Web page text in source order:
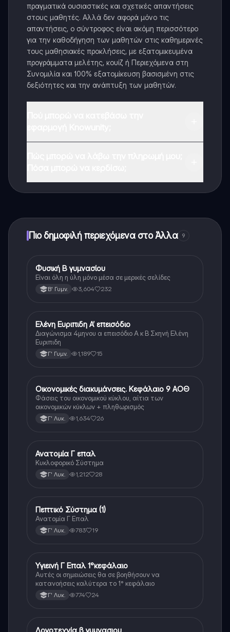
πραγματικά ουσιαστικές και σχετικές απαντήσεις
στους μαθητές. Αλλά δεν αφορά μόνο τις
απαντήσεις, ο σύντροφος είναι ακόμη περισσότερο
για την καθοδήγηση των μαθητών στις καθημερινές
τους μαθησιακές προκλήσεις, με εξατομικευμένα
προγράμματα μελέτης, κουίζ ή Περιεχόμενα στη
Συνομιλία και 100% εξατομίκευση βασισμένη στις
δεξιότητες και την ανάπτυξη των μαθητών.
Πιο δημοφιλή περιεχόμενα στο Άλλα 9
Άλλα
Φυσική Β γυμνασίου
Είναι όλη η ύλη μόνο μέσα σε μερικές σελίδες
Β' Γυμν. 3,604 232
Άλλα
Ελένη Ευριπιδη Α’ επεισόδιο
Διαγώνισμα 4μηνου α επεισόδιο Α κ Β Σκηνή Ελένη
Ευριπιδη
Γ' Γυμν. 1,189 15
Άλλα
Οικονομικές διακυμάνσεις. Κεφάλαιο 9 ΑΟΘ
Φάσεις του οικονομικού κύκλου, αίτια των
οικονομικών κύκλων + πληθωρισμός
Γ' Λυκ. 1,634 26
Άλλα
Ανατομία Γ επαλ
Κυκλοφορικό Σύστημα
Γ' Λυκ. 1,212 28
Άλλα
Πεπτικό Σύστημα (1)
Ανατομία Γ Επαλ
Γ' Λυκ. 783 19
Άλλα
Υγιεινή Γ Επαλ 1°κεφάλαιο
Αυτές οι σημειώσεις θα σε βοηθήσουν να
κατανοήσεις καλύτερα το 1° κεφάλαιο
Γ' Λυκ. 774 24
Άλλα